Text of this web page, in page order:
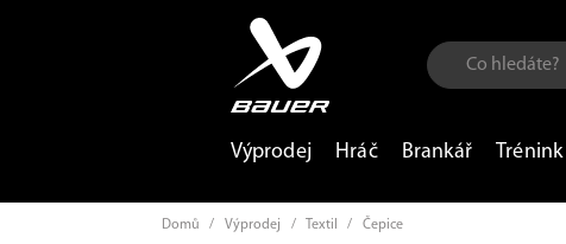
Výprodej Hráč Brankář Trénink
Domů / Výprodej / Textil / Čepice